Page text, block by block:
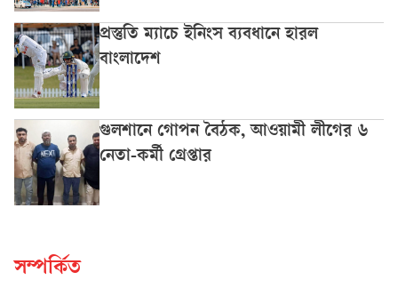
প্রস্তুতি ম্যাচে ইনিংস ব্যবধানে হারল
বাংলাদেশ
গুলশানে গোপন বৈঠক, আওয়ামী লীগের ৬
নেতা-কর্মী গ্রেপ্তার
সম্পর্কিত